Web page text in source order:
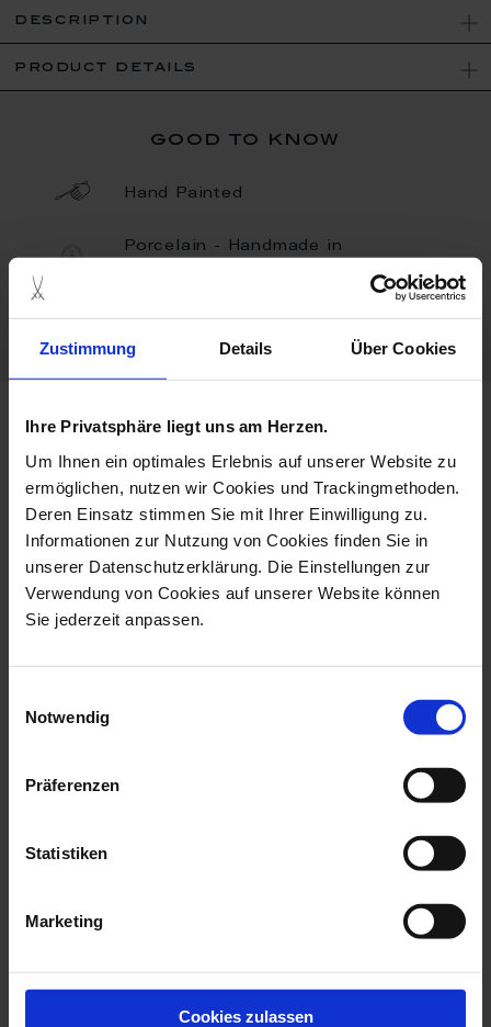
Zustimmung Details Über Cookies
Ihre Privatsphäre liegt uns am Herzen.
Um Ihnen ein optimales Erlebnis auf unserer Website zu
ermöglichen, nutzen wir Cookies und Trackingmethoden.
Deren Einsatz stimmen Sie mit Ihrer Einwilligung zu.
Informationen zur Nutzung von Cookies finden Sie in
unserer Datenschutzerklärung. Die Einstellungen zur
Verwendung von Cookies auf unserer Website können
Sie jederzeit anpassen.
Notwendig
Präferenzen
Statistiken
Marketing
Cookies zulassen
description
product details
good to know
Hand Painted
Porcelain - Handmade in
Limited Quantity
more products from the limited
edition collection